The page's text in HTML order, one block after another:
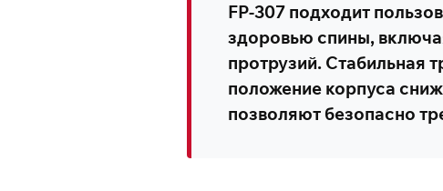
FP-307 подходит
здоровью спины,
протрузий. Стабильная
положение корпуса
позволяют безопасно